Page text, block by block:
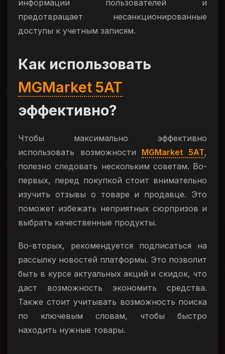
информации пользователей и
предотвращает несанкционированные
доступы к учетным записям.
Как использовать
MGMarket 5AT
эффективно?
Чтобы максимально эффективно
использовать возможности MGMarket 5AT,
полезно следовать нескольким советам. Во-
первых, перед покупкой стоит внимательно
изучить отзывы о товаре и продавце. Это
поможет избежать неприятных сюрпризов и
выбрать качественные продукты.
Во-вторых, рекомендуется подписаться на
рассылку новостей платформы. Это позволит
быть в курсе актуальных акций и скидок, что
даст возможность экономить средства.
Также стоит учитывать возможность поиска
по ключевым словам, чтобы быстро
находить нужные товары.